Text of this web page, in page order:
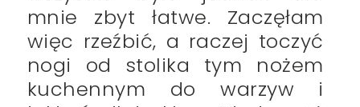
mnie zbyt łatwe. Zaczęłam
więc rzeźbić, a raczej toczyć
nogi od stolika tym nożem
kuchennym do warzyw i